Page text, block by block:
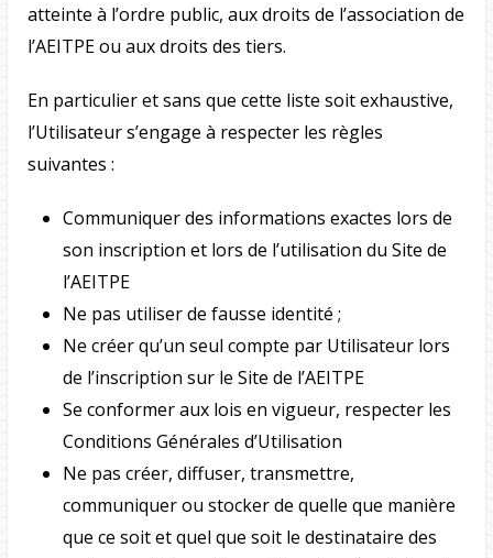
atteinte à l’ordre public, aux droits de l’association de
l’AEITPE ou aux droits des tiers.
En particulier et sans que cette liste soit exhaustive,
l’Utilisateur s’engage à respecter les règles
suivantes :
Communiquer des informations exactes lors de
son inscription et lors de l’utilisation du Site de
l’AEITPE
Ne pas utiliser de fausse identité ;
Ne créer qu’un seul compte par Utilisateur lors
de l’inscription sur le Site de l’AEITPE
Se conformer aux lois en vigueur, respecter les
Conditions Générales d’Utilisation
Ne pas créer, diffuser, transmettre,
communiquer ou stocker de quelle que manière
que ce soit et quel que soit le destinataire des